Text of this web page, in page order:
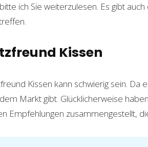
ich Sie weiterzulesen. Es gibt
Kissen
Kissen kann schwierig sein. Da
Markt gibt. Glücklicherweise
Empfehlungen zusammengestellt,